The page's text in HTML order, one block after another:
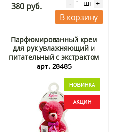
380 руб. - шт +
В корзину
Парфюмированный крем
для рук увлажняющий и
питательный с экстрактом
клубники Sadoer, Китай, 55 г
арт. 28485